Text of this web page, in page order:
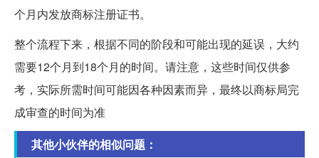
个月内发放商标注册证书。
整个流程下来，根据不同的阶段和可能出现的延误，大约
需要12个月到18个月的时间。请注意，这些时间仅供参
考，实际所需时间可能因各种因素而异，最终以商标局完
成审查的时间为准
其他小伙伴的相似问题：